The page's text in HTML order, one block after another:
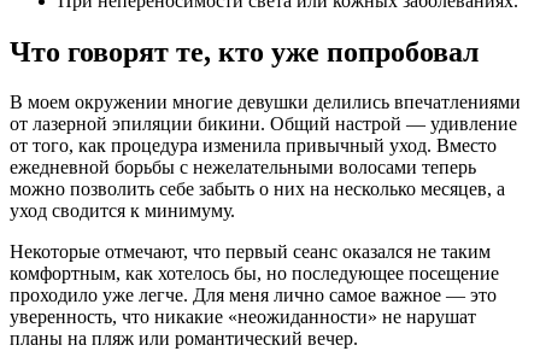
Что говорят те, кто уже попробовал
В моем окружении многие девушки делились впечатлениями
от лазерной эпиляции бикини. Общий настрой — удивление
от того, как процедура изменила привычный уход. Вместо
ежедневной борьбы с нежелательными волосами теперь
можно позволить себе забыть о них на несколько месяцев, а
уход сводится к минимуму.
Некоторые отмечают, что первый сеанс оказался не таким
комфортным, как хотелось бы, но последующее посещение
проходило уже легче. Для меня лично самое важное — это
уверенность, что никакие «неожиданности» не нарушат
планы на пляж или романтический вечер.